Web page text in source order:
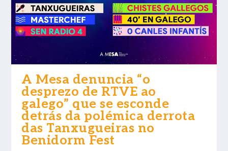
A Mesa denuncia “o
desprezo de RTVE ao
galego” que se esconde
detrás da polémica derrota
das Tanxugueiras no
Benidorm Fest